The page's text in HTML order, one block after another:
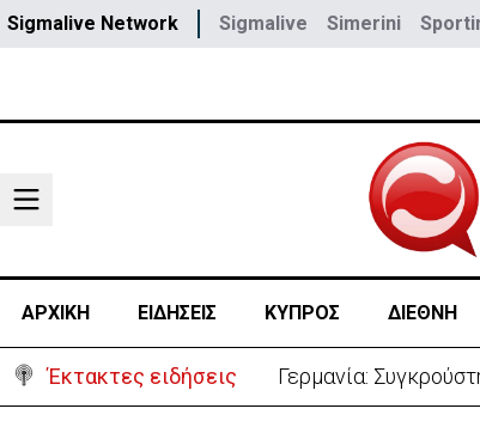
Sigmalive Network Sigmalive Simerini
ΑΡΧΙΚΗ ΕΙΔΗΣΕΙΣ ΚΥΠΡΟΣ ΔΙΕΘΝΗ
Έκτακτες ειδήσεις Γερμανία: